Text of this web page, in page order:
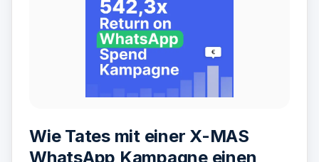
Wie Tates mit einer X-MAS
WhatsApp Kampagne einen